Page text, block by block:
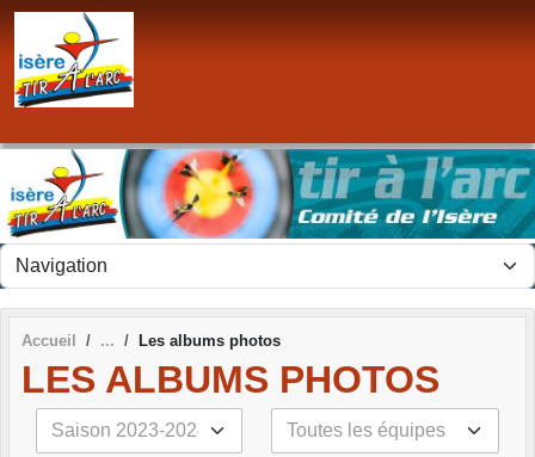
Accueil Les albums photos
LES ALBUMS PHOTOS
Panneau de gestion des cookies